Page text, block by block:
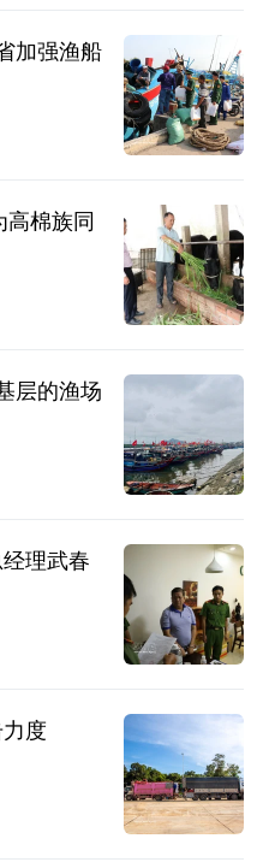
加强渔船
高棉族同
层的渔场
理武春
度